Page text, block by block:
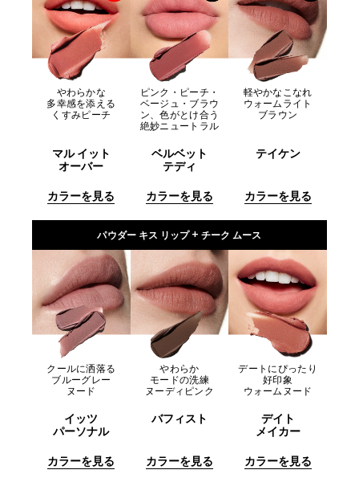
やわらかな
多幸感を添える
くすみピーチ
マル イット
オーバー
カラーを見る
ピンク・ピーチ・
ベージュ・ブラウ
ン、色がとけ合う
絶妙ニュートラル
ベルベット
テディ
カラーを見る
軽やかなこなれ
ウォームライト
ブラウン
テイケン
カラーを見る
パウダー キス リップ + チーク ムース
クールに洒落る
ブルーグレー
ヌード
イッツ
パーソナル
カラーを見る
やわらか
モードの洗練
ヌーディピンク
バフィスト
カラーを見る
デートにぴったり
好印象
ウォームヌード
デイト
メイカー
カラーを見る